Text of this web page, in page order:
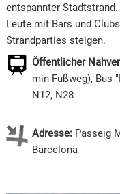
entspannter
Leute mit Bars und
Strandparties steigen.
Öffentlicher
min Fußweg), Bus
N12, N28
Adresse:Passeig
Barcelona